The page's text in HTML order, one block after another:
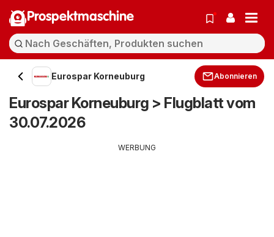
Prospektmaschine
Eurospar Korneuburg Abonnieren
Eurospar Korneuburg > Flugblatt vom
30.07.2026
WERBUNG